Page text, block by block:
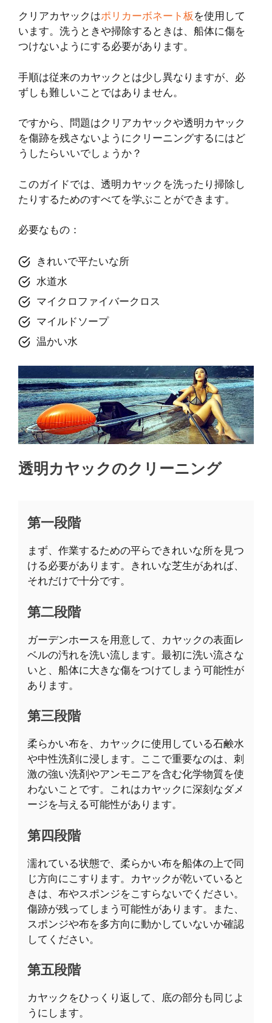
クリアカヤックはポリカーボネート板 を使用して
います。洗うときや掃除するときは、船体に傷を
つけないようにする必要があります。
手順は従来のカヤックとは少し異なりますが、必
ずしも難しいことではありません。
ですから、問題はクリアカヤックや透明カヤック
を傷跡を残さないようにクリーニングするにはど
うしたらいいでしょうか？
このガイドでは、透明カヤックを洗ったり掃除し
たりするためのすべてを学ぶことができます。
必要なもの：
きれいで平たいな所
水道水
マイクロファイバークロス
マイルドソープ
温かい水
透明カヤックのクリーニング
第一段階
まず、作業するための平らできれいな所を見つ
ける必要があります。きれいな芝生があれば、
それだけで十分です。
第二段階
ガーデンホースを用意して、カヤックの表面レ
ベルの汚れを洗い流します。最初に洗い流さな
いと、船体に大きな傷をつけてしまう可能性が
あります。
第三段階
柔らかい布を、カヤックに使用している石鹸水
や中性洗剤に浸します。ここで重要なのは、刺
激の強い洗剤やアンモニアを含む化学物質を使
わないことです。これはカヤックに深刻なダメ
ージを与える可能性があります。
第四段階
濡れている状態で、柔らかい布を船体の上で同
じ方向にこすります。カヤックが乾いていると
きは、布やスポンジをこすらないでください。
傷跡が残ってしまう可能性があります。また、
スポンジや布を多方向に動かしていないか確認
してください。
第五段階
カヤックをひっくり返して、底の部分も同じよ
うにします。